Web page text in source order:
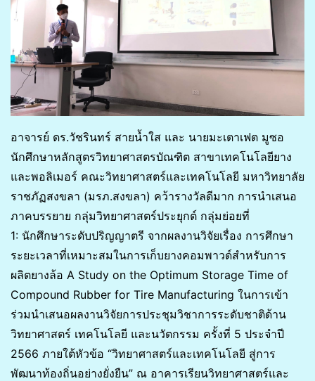
อาจารย์ ดร.วัชรินทร์ สายน้ำใส และ นายมะเตาเฟต มูซอ
นักศึกษาหลักสูตรวิทยาศาสตรบัณฑิต สาขาเทคโนโลยียาง
และพอลิเมอร์ คณะวิทยาศาสตร์และเทคโนโลยี มหาวิทยาลัย
ราชภัฏสงขลา (มรภ.สงขลา) คว้ารางวัลดีมาก การนำเสนอ
ภาคบรรยาย กลุ่มวิทยาศาสตร์ประยุกต์ กลุ่มย่อยที่
1: นักศึกษาระดับปริญญาตรี จากผลงานวิจัยเรื่อง การศึกษา
ระยะเวลาที่เหมาะสมในการเก็บยางคอมพาวด์สำหรับการ
ผลิตยางล้อ A Study on the Optimum Storage Time of
Compound Rubber for Tire Manufacturing ในการเข้า
ร่วมนำเสนอผลงานวิจัยการประชุมวิชาการระดับชาติด้าน
วิทยาศาสตร์ เทคโนโลยี และนวัตกรรม ครั้งที่ 5 ประจำปี
2566 ภายใต้หัวข้อ “วิทยาศาสตร์และเทคโนโลยี สู่การ
พัฒนาท้องถิ่นอย่างยั่งยืน” ณ อาคารเรียนวิทยาศาสตร์และ